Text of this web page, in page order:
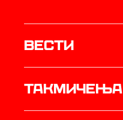
Вести
Такмичења